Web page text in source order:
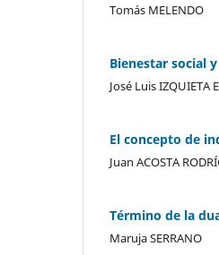
Tomás MELENDO
Bienestar social
José Luis IZQUIETA
El concepto de
Juan ACOSTA
Término de la
Maruja SERRANO